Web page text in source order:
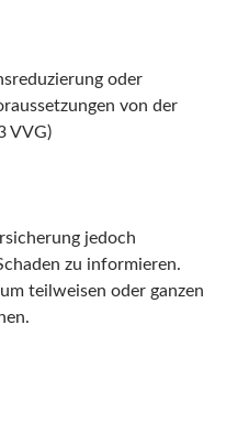
oder
von der
VVG)
jedoch
zu informieren.
teilweisen oder ganzen